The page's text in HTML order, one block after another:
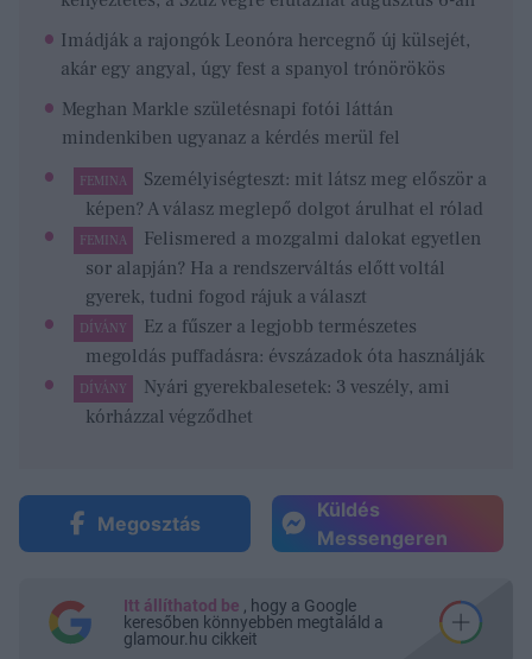
Imádják a rajongók Leonóra hercegnő új külsejét,
akár egy angyal, úgy fest a spanyol trónörökös
Meghan Markle születésnapi fotói láttán
mindenkiben ugyanaz a kérdés merül fel
FEMINA
Személyiségteszt: mit látsz meg először a
képen? A válasz meglepő dolgot árulhat el rólad
FEMINA
Felismered a mozgalmi dalokat egyetlen
sor alapján? Ha a rendszerváltás előtt voltál
gyerek, tudni fogod rájuk a választ
DÍVÁNY
Ez a fűszer a legjobb természetes
megoldás puffadásra: évszázadok óta használják
DÍVÁNY
Nyári gyerekbalesetek: 3 veszély, ami
kórházzal végződhet
Megosztás
Küldés
Messengeren
Itt állíthatod be , hogy a Google
keresőben könnyebben megtaláld a
glamour.hu cikkeit